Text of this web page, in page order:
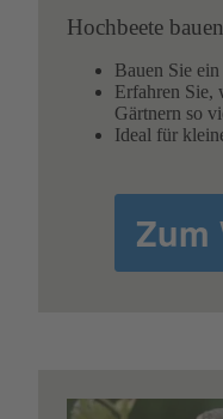
Hochbeete
Bauen Sie
Erfahren Sie,
Gärtnern so
Ideal für
Zum